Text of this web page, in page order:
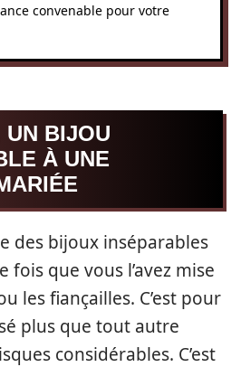
convenable pour votre
UN BIJOU
À UNE
des bijoux inséparables
fois que vous l’avez mise
les fiançailles. C’est pour
plus que tout autre
considérables. C’est